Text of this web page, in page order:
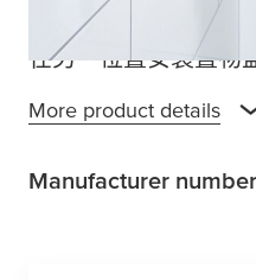
迹。使用新的免钉
在另一位置安装置物
More product details
Manufacturer